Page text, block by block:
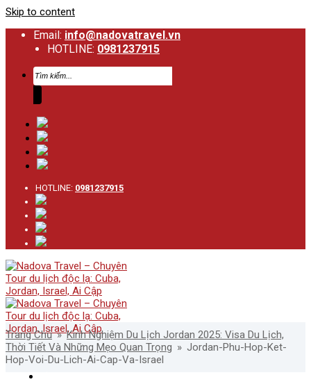
Skip to content
Email: info@nadovatravel.vn
HOTLINE: 0981237915
HOTLINE: 0981237915
Trang Chủ » Kinh Nghiệm Du Lịch Jordan 2025: Visa Du Lịch,
Thời Tiết Và Những Mẹo Quan Trọng » Jordan-Phu-Hop-Ket-
Hop-Voi-Du-Lich-Ai-Cap-Va-Israel